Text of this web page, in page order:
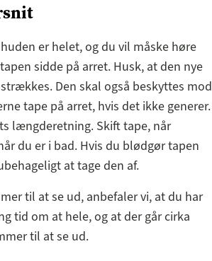
er helet, og du vil måske høre
sidde på arret. Husk, at den nye
Den skal også beskyttes mod
tape på arret, hvis det ikke generer.
længderetning. Skift tape, når
du er i bad. Hvis du blødgør tapen
at tage den af.
til at se ud, anbefaler vi, at du har
tid om at hele, og at der går cirka
til at se ud.